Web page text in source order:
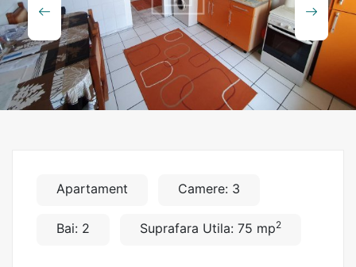
Apartament Camere: 3
Bai: 2 Suprafara Utila: 75 mp2